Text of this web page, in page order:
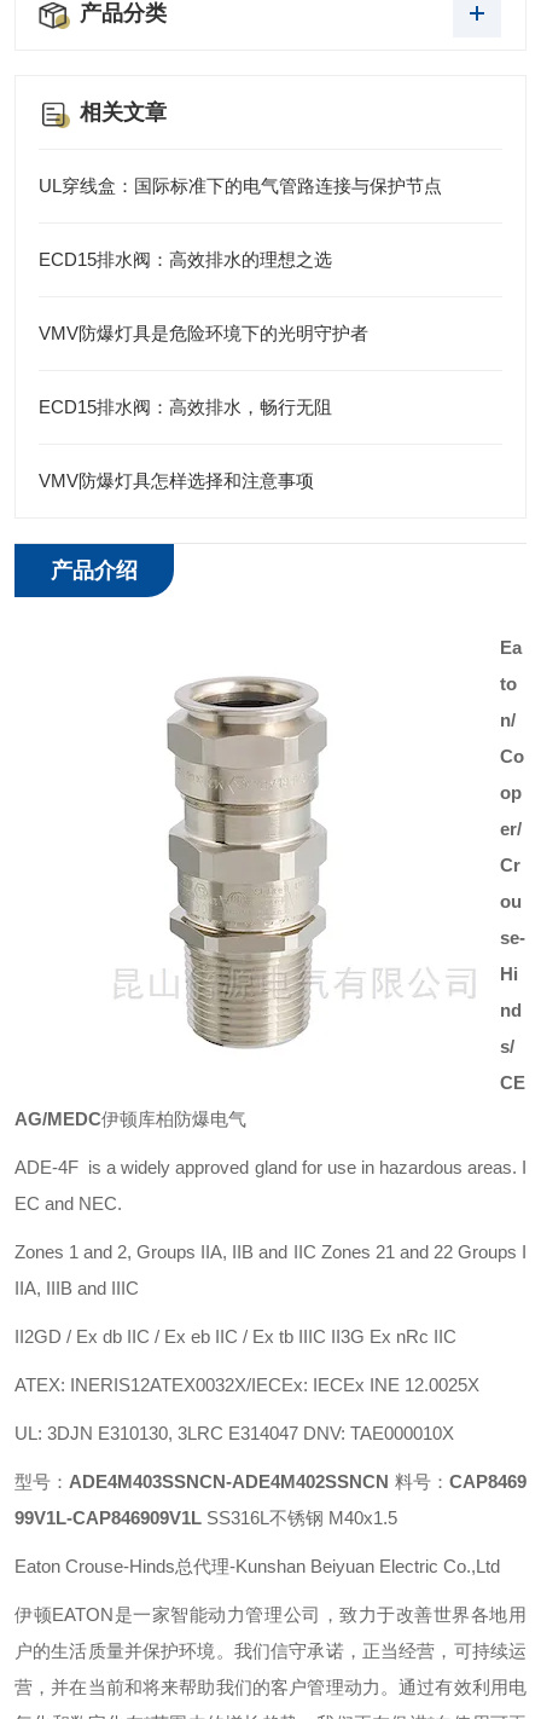
产品分类
相关文章
UL穿线盒：国际标准下的电气管路连接与保护节点
ECD15排水阀：高效排水的理想之选
VMV防爆灯具是危险环境下的光明守护者
ECD15排水阀：高效排水，畅行无阻
VMV防爆灯具怎样选择和注意事项
产品介绍
Ea
to
n/
Co
op
er/
Cr
ou
se-
Hi
nd
s/
CE
AG/MEDC伊顿库柏防爆电气
ADE-4F is a widely approved gland for use in hazardous areas. I
EC and NEC.
Zones 1 and 2, Groups IIA, IIB and IIC Zones 21 and 22 Groups I
IIA, IIIB and IIIC
II2GD / Ex db IIC / Ex eb IIC / Ex tb IIIC II3G Ex nRc IIC
ATEX: INERIS12ATEX0032X/IECEx: IECEx INE 12.0025X
UL: 3DJN E310130, 3LRC E314047 DNV: TAE000010X
型号： ADE4M403SSNCN-ADE4M402SSNCN 料号：CAP8469
99V1L-CAP846909V1L SS316L不锈钢 M40x1.5
Eaton Crouse-Hinds总代理-Kunshan Beiyuan Electric Co.,Ltd
伊顿EATON是一家智能动力管理公司，致力于改善世界各地用
户的生活质量并保护环境。我们信守承诺，正当经营，可持续运
营，并在当前和将来帮助我们的客户管理动力。通过有效利用电